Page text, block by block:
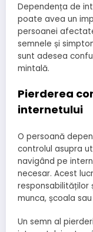
Dependența de
poate avea un
persoanei
semnele și
sunt adesea
mintală.
Pierderea
internetului
O persoană
controlul asupra
navigând pe
necesar. Acest
responsabilităților
munca, școala
Un semn al